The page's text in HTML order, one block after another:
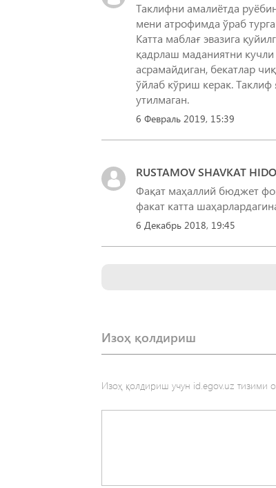
Таклифни амалиётда
мени атрофимда ўраб
Катта маблағ эвазига
қадрлаш маданиятни
асрамайдиган, бекатлар
ўйлаб кўриш керак. Таклиф
утилмаган.
6 Февраль 2019, 15:39
RUSTAMOV SHAVKAT
Фақат маҳаллий бюджет
факат катта
6 Декабрь 2018, 19:45
Изоҳ қолдириш
Изоҳ қолдириш учун id.egov.uz тизими